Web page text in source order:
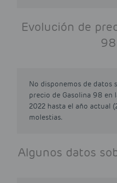
Evolución de
98
No disponemos de datos
precio de Gasolina 98 en
2022 hasta el año actual
molestias.
Algunos datos